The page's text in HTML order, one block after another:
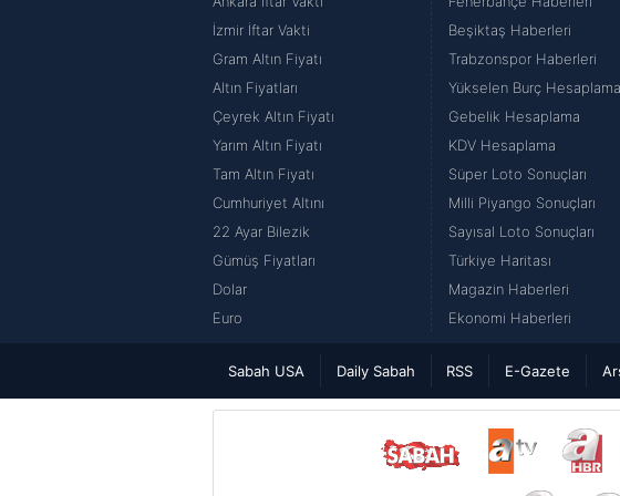
İzmir İftar Vakti
Gram Altın Fiyatı
Altın Fiyatları
Çeyrek Altın Fiyatı
Yarım Altın Fiyatı
Tam Altın Fiyatı
Cumhuriyet Altını
22 Ayar Bilezik
Gümüş Fiyatları
Dolar
Euro
Beşiktaş Haberleri
Trabzonspor Haberleri
Yükselen Burç Hesaplama
Gebelik Hesaplama
KDV Hesaplama
Süper Loto Sonuçları
Milli Piyango Sonuçları
Sayısal Loto Sonuçları
Türkiye Haritası
Magazin Haberleri
Ekonomi Haberleri
Sabah USA Daily Sabah RSS E-Gazete